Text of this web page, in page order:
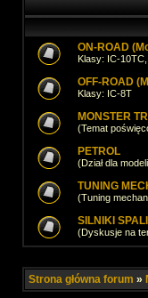
ON-ROAD
Klasy: IC-
OFF-ROAD
Klasy: IC-8T
MONSTER
(Temat
PETROL
(Dział dla
TUNING
(Tuning
SILNIKI
(Dyskusje na
Strona główna forum »